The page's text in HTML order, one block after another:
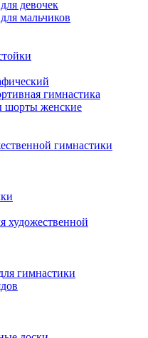
девочек
мальчиков
гимнастика
шорты женские
гимнастики
художественной
гимнастики